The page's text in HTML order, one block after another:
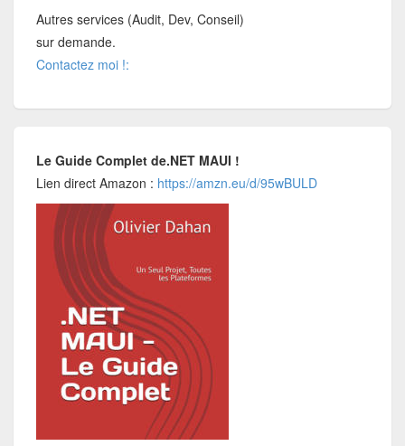
Autres services (Audit, Dev, Conseil)
sur demande.
Contactez moi !:
Le Guide Complet de.NET MAUI !
Lien direct Amazon : https://amzn.eu/d/95wBULD